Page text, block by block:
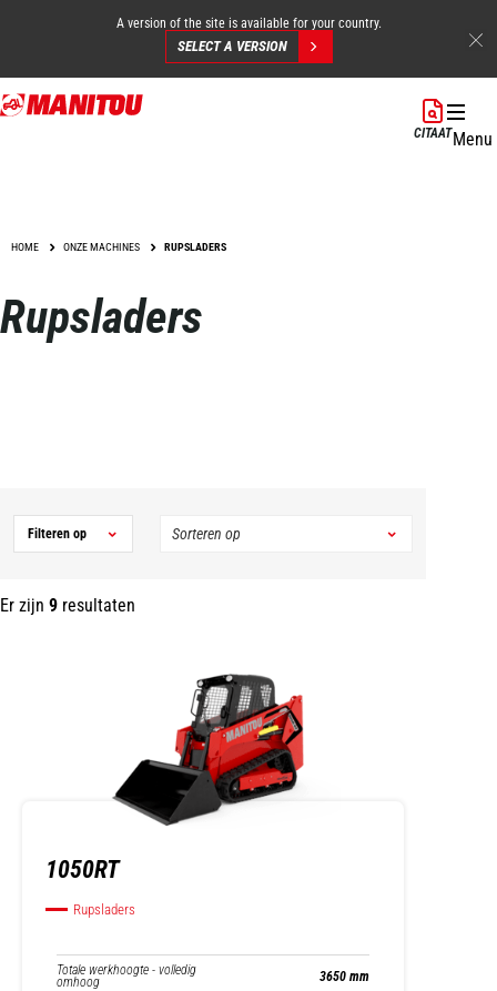
Overslaan
en
A version of the site is available for your country.
SELECT A VERSION
CITAATMenu
HOME ONZE MACHINES RUPSLADERS
Rupsladers
Er zijn 9 resultaten
Filteren op
1050RT
Rupsladers
Totale werkhoogte - volledig
omhoog 3650 mm